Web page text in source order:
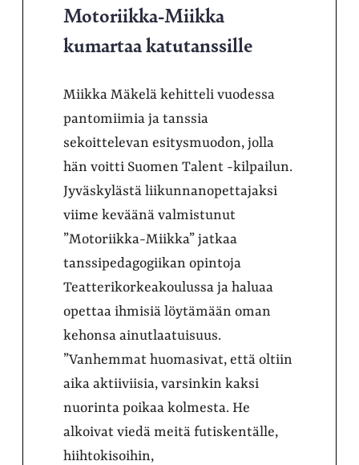
Motoriikka-Miikka
kumartaa katutanssille
Miikka Mäkelä kehitteli vuodessa
pantomiimia ja tanssia
sekoittelevan esitysmuodon, jolla
hän voitti Suomen Talent -kilpailun.
Jyväskylästä liikunnanopettajaksi
viime keväänä valmistunut
”Motoriikka-Miikka” jatkaa
tanssipedagogiikan opintoja
Teatterikorkeakoulussa ja haluaa
opettaa ihmisiä löytämään oman
kehonsa ainutlaatuisuus.
”Vanhemmat huomasivat, että oltiin
aika aktiiviisia, varsinkin kaksi
nuorinta poikaa kolmesta. He
alkoivat viedä meitä futiskentälle,
hiihtokisoihin,